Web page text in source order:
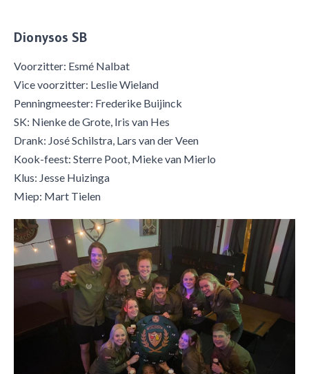
Dionysos SB
Voorzitter: Esmé Nalbat
Vice voorzitter: Leslie Wieland
Penningmeester: Frederike Buijinck
SK: Nienke de Grote, Iris van Hes
Drank: José Schilstra, Lars van der Veen
Kook-feest: Sterre Poot, Mieke van Mierlo
Klus: Jesse Huizinga
​Miep: Mart Tielen